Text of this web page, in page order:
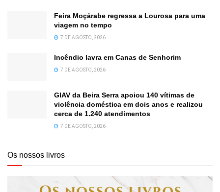
Feira Moçárabe regressa a Lourosa para uma
viagem no tempo
7 DE AGOSTO, 2026
Incêndio lavra em Canas de Senhorim
7 DE AGOSTO, 2026
GIAV da Beira Serra apoiou 140 vítimas de
violência doméstica em dois anos e realizou
cerca de 1.240 atendimentos
7 DE AGOSTO, 2026
Os nossos livros